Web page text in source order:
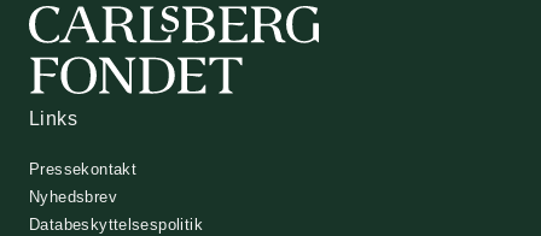
Links
Pressekontakt
Nyhedsbrev
Databeskyttelsespolitik